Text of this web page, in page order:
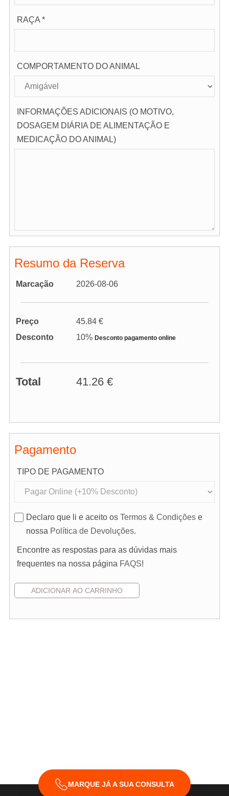
RAÇA *
COMPORTAMENTO DO ANIMAL
INFORMAÇÕES ADICIONAIS (O MOTIVO,
DOSAGEM DIÁRIA DE ALIMENTAÇÃO E
MEDICAÇÃO DO ANIMAL)
Resumo da Reserva
Marcação 2026-08-06
Preço
45.84 €
Desconto
10% Desconto pagamento online
Total 41.26 €
Pagamento
TIPO DE PAGAMENTO
Declaro que li e aceito os Termos & Condiçõese
nossa Política de Devoluções.
Encontre as respostas para as dúvidas mais
frequentes na nossa página FAQS!
Pedido de Orçamento
MARQUE JÁ A SUA CONSULTA